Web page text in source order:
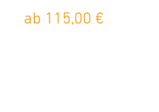
ab 115,00 €